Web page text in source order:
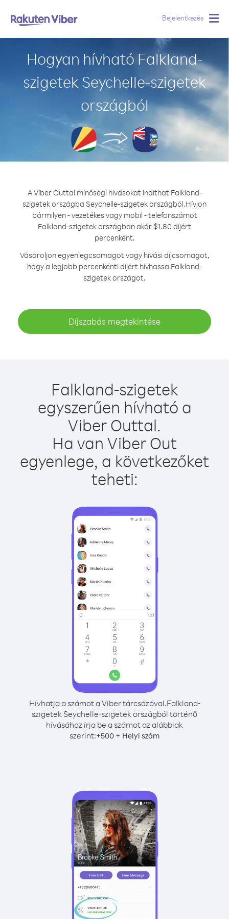
Bejelentkezés
Hogyan hívható Falkland-
szigetek Seychelle-szigetek
országból
A Viber Outtal minőségi hívásokat indíthat Falkland-
szigetek országba Seychelle-szigetek országból.Hívjon
bármilyen - vezetékes vagy mobil - telefonszámot
Falkland-szigetek országban akár $1.80 díjért
percenként.
Vásároljon egyenlegcsomagot vagy hívási díjcsomagot,
hogy a legjobb percenkénti díjért hívhassa Falkland-
szigetek országot.
Díjszabás megtekintése
Falkland-szigetek
egyszerűen hívható a
Viber Outtal.
Ha van Viber Out
egyenlege, a következőket
teheti:
Hívhatja a számot a Viber tárcsázóval.Falkland-
szigetek Seychelle-szigetek országból történő
hívásához írja be a számot az alábbiak
szerint:+500 + Helyi szám